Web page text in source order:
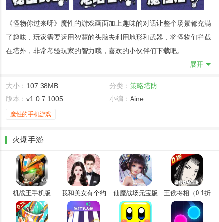
《怪物你过来呀》魔性的游戏画面加上趣味的对话让整个场景都充满
了趣味，玩家需要运用智慧的头脑去利用地形和武器，将怪物们拦截
在塔外，非常考验玩家的智力哦，喜欢的小伙伴们下载吧。
在这里不仅仅拥有了许多动漫的场景，同时还有更多的精彩故事需要
你了解一下的哦；
每一座不同的防御塔，都是可以让你谨慎的组合起来的，这样才能更
组合之后所有防御塔的威力都是非常大的，可以帮助你轻松对boos造
成巨大的伤害值哦；
同时你需要去更好的积攒更多地能源，这样才能让你在关键的时候释
放秘密武器的；
怪物你过来呀游戏特点
让你瞬间轻松到这条路线上面的所有怪物们，帮助你解决更多的危机
展开
大小： 107.38MB 分类： 策略塔防
版本： v1.0.7.1005 小编： Aine
魔性的手机游戏
火爆手游
机战王手机版
我和美女有个约
会
仙魔战场元宝版
王侯将相（0.1折
全密卷无限
648）